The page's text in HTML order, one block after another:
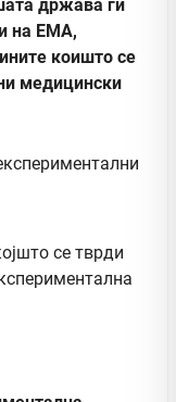
држава ги
на ЕМА,
коишто се
медицински
се тврди